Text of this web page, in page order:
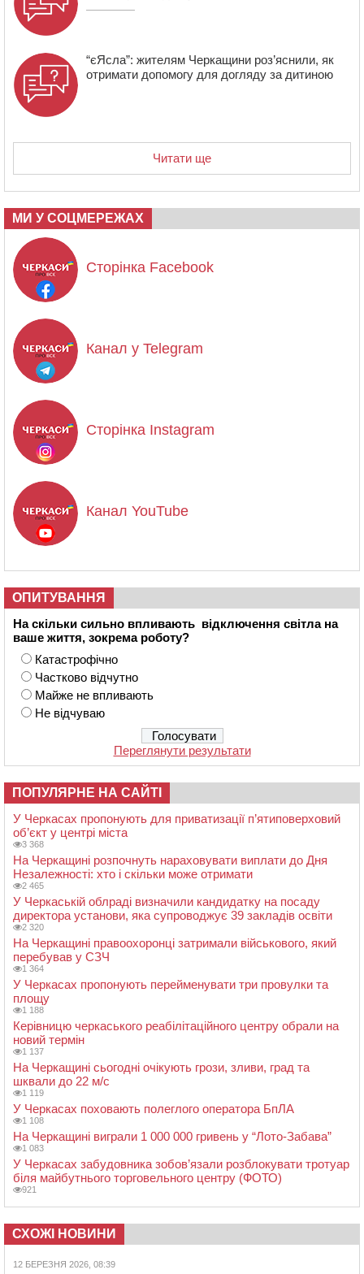
“єЯсла”: жителям Черкащини роз’яснили, як
отримати допомогу для догляду за дитиною
Читати ще
МИ У СОЦМЕРЕЖАХ
Сторінка Facebook
Канал у Telegram
Сторінка Instagram
Канал YouTube
ОПИТУВАННЯ
На скільки сильно впливають відключення світла на
ваше життя, зокрема роботу?
Катастрофічно
Частково відчутно
Майже не впливають
Не відчуваю
Переглянути результати
ПОПУЛЯРНЕ НА САЙТІ
У Черкасах пропонують для приватизації п’ятиповерховий
об’єкт у центрі міста
3 368
На Черкащині розпочнуть нараховувати виплати до Дня
Незалежності: хто і скільки може отримати
2 465
У Черкаській облраді визначили кандидатку на посаду
директора установи, яка супроводжує 39 закладів освіти
2 320
На Черкащині правоохоронці затримали військового, який
перебував у СЗЧ
1 364
У Черкасах пропонують перейменувати три провулки та
площу
1 188
Керівницю черкаського реабілітаційного центру обрали на
новий термін
1 137
На Черкащині сьогодні очікують грози, зливи, град та
шквали до 22 м/с
1 119
У Черкасах поховають полеглого оператора БпЛА
1 108
На Черкащині виграли 1 000 000 гривень у “Лото-Забава”
1 083
У Черкасах забудовника зобов’язали розблокувати тротуар
біля майбутнього торговельного центру (ФОТО)
921
СХОЖІ НОВИНИ
12 БЕРЕЗНЯ 2026, 08:39